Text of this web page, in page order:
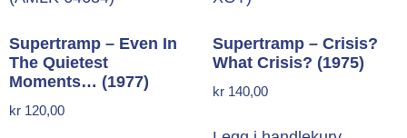
Supertramp – Even In
The Quietest
Moments… (1977)
kr 120,00
Supertramp – Crisis?
What Crisis? (1975)
kr 140,00